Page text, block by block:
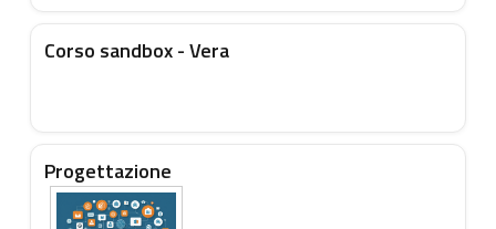
Corso sandbox - Vera
Progettazione